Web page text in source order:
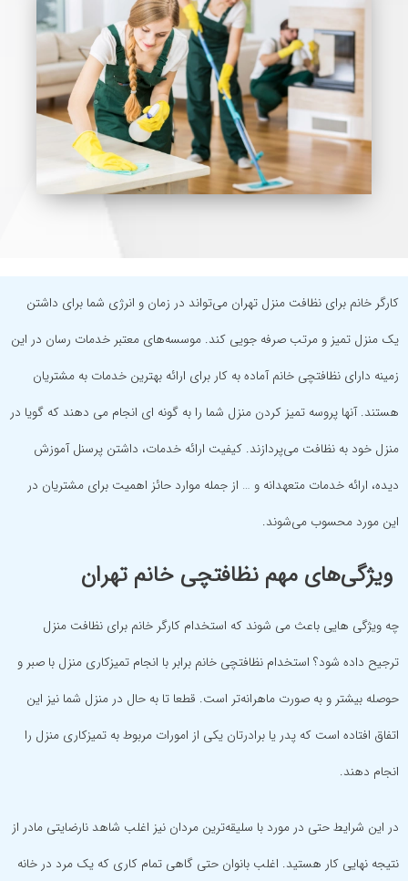
کارگر خانم برای نظافت منزل تهران می‌تواند در زمان و انرژی شما برای داشتن
یک منزل تمیز و مرتب صرفه جویی کند. موسسه‌های معتبر خدمات رسان در این
زمینه دارای نظافتچی خانم آماده به کار برای ارائه بهترین خدمات به مشتریان
هستند. آنها پروسه تمیز کردن منزل شما را به گونه ای انجام می دهند که گویا در
منزل خود به نظافت می‌پردازند. کیفیت ارائه خدمات، داشتن پرسنل آموزش
دیده، ارائه خدمات متعهدانه و … از جمله موارد حائز اهمیت برای مشتریان در
این مورد محسوب می‌شوند.
ویژگی‌های مهم نظافتچی خانم تهران
چه ویژگی هایی باعث می شوند که استخدام کارگر خانم برای نظافت منزل
ترجیح داده شود؟ استخدام نظافتچی خانم برابر با انجام تمیزکاری منزل با صبر و
حوصله بیشتر و به صورت ماهرانه‌تر است. قطعا تا به حال در منزل شما نیز این
اتفاق افتاده است که پدر یا برادرتان یکی از امورات مربوط به تمیزکاری منزل را
انجام دهند.
در این شرایط حتی در مورد با سلیقه‌ترین مردان نیز اغلب شاهد نارضایتی مادر از
نتیجه نهایی کار هستید. اغلب بانوان حتی گاهی تمام کاری که یک مرد در خانه